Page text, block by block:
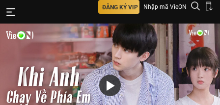
ĐĂNG KÝ VIP Nhập mã VieON